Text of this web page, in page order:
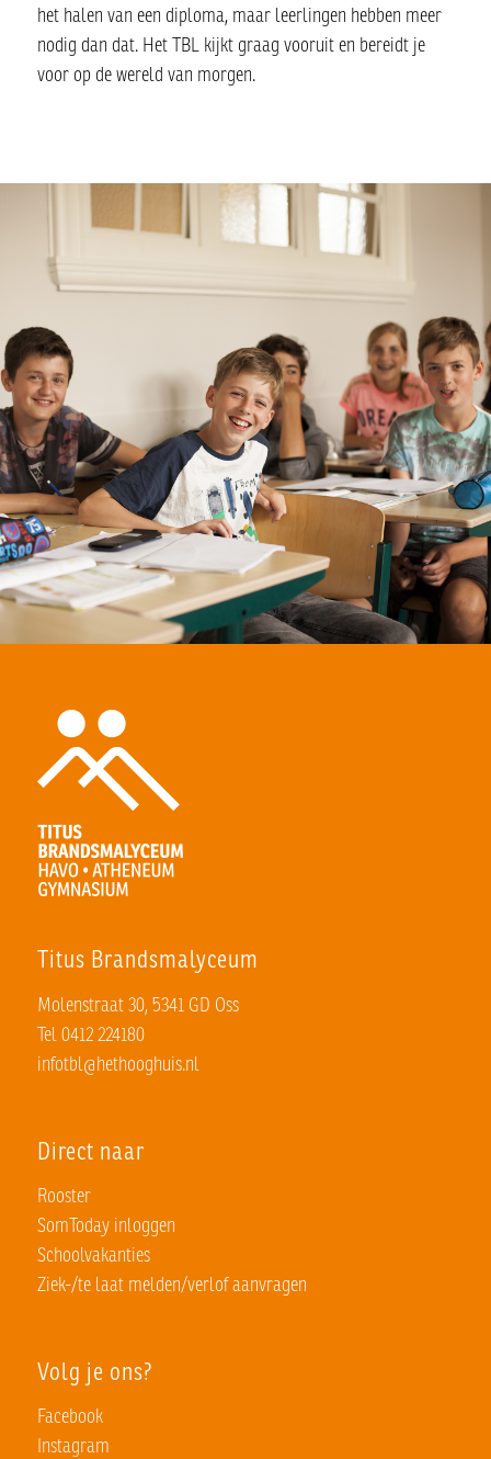
het halen van een diploma, maar leerlingen hebben meer
nodig dan dat. Het TBL kijkt graag vooruit en bereidt je
voor op de wereld van morgen.
Titus Brandsmalyceum
Molenstraat 30, 5341 GD Oss
Tel 0412 224180
infotbl@hethooghuis.nl
Direct naar
Rooster
SomToday inloggen
Schoolvakanties
Ziek-/te laat melden/verlof aanvragen
Volg je ons?
Facebook
Instagram